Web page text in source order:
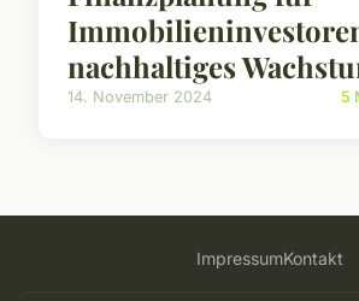
nachhaltiges
14. November 2024 5
ImpressumKontakt